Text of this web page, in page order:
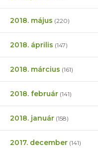
2018. május (220)
2018. április (147)
2018. március (161)
2018. február (141)
2018. január (158)
2017. december (141)